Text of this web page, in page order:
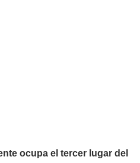
ocupa el tercer lugar del